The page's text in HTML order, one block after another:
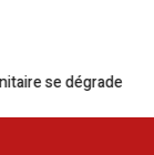
dégrade William